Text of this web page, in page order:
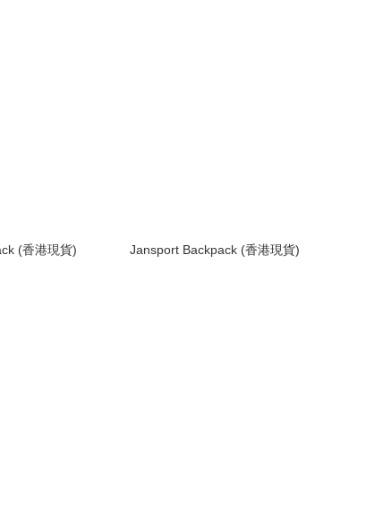
(香港現貨) Jansport Backpack (香港現貨)